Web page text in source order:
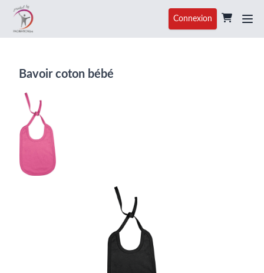
Connexion
Bavoir coton bébé